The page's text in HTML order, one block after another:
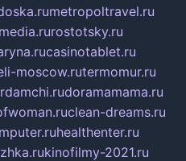
metropoltravel.ru
rostotsky.ru
casinotablet.ru
moscow.rutermomur.ru
doramamama.ru
clean-dreams.ru
healthenter.ru
kinofilmy-2021.ru